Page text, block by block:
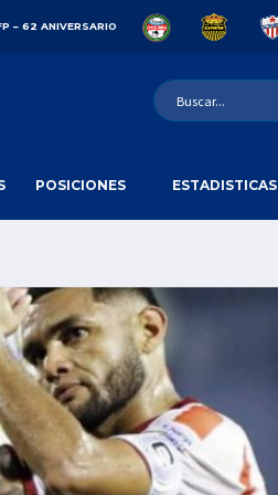
– 62 ANIVERSARIO
POSICIONES ESTADISTICAS